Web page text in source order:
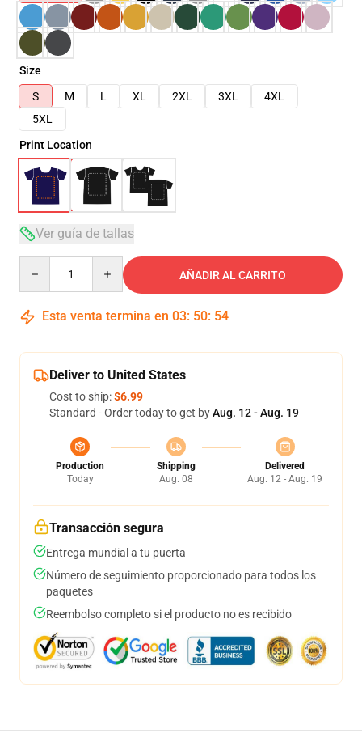
Size
S
M L XL 2XL 3XL
4XL
5XL
Print Location
Ver guía de tallas
AÑADIR AL CARRITO
Esta venta termina en 03: 50: 54
Deliver to United States
Cost to ship:$6.99
Standard - Order today to get byAug. 12 - Aug. 19
Production
Today
Shipping
Aug. 08
Delivered
Aug. 12 - Aug. 19
Transacción segura
Entrega mundial a tu puerta
Número de seguimiento proporcionado para todos los
paquetes
Reembolso completo si el producto no es recibido